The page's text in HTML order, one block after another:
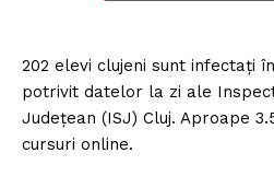
202 elevi clujeni sunt infectați
potrivit datelor la zi ale
Județean (ISJ) Cluj. Aproape
cursuri online.